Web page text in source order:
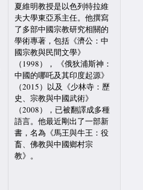
夏維明教授是以色列特拉維
夫大學東亞系主任。他撰寫
了多部中國宗教研究相關的
學術專著，包括《濟公：中
國宗教與民間文學》
（1998）， 《俄狄浦斯神：
中國的哪吒及其印度起源》
（2015）以及《少林寺：歷
史、宗教與中國武術》
（2008），已被翻譯成多種
語言。他最近剛出了一部新
書，名為《馬王與牛王：役
畜、佛教與中國鄉村宗
教》。